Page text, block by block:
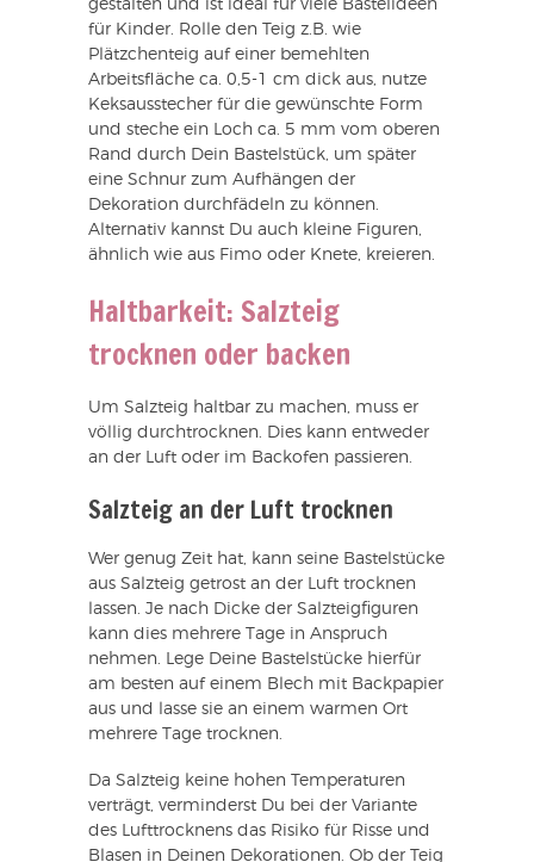
gestalten und ist ideal für viele Bastelideen
für Kinder. Rolle den Teig z.B. wie
Plätzchenteig auf einer bemehlten
Arbeitsfläche ca. 0,5-1 cm dick aus, nutze
Keksausstecher für die gewünschte Form
und steche ein Loch ca. 5 mm vom oberen
Rand durch Dein Bastelstück, um später
eine Schnur zum Aufhängen der
Dekoration durchfädeln zu können.
Alternativ kannst Du auch kleine Figuren,
ähnlich wie aus Fimo oder Knete, kreieren.
Haltbarkeit: Salzteig
trocknen oder backen
Um Salzteig haltbar zu machen, muss er
völlig durchtrocknen. Dies kann entweder
an der Luft oder im Backofen passieren.
Salzteig an der Luft trocknen
Wer genug Zeit hat, kann seine Bastelstücke
aus Salzteig getrost an der Luft trocknen
lassen. Je nach Dicke der Salzteigfiguren
kann dies mehrere Tage in Anspruch
nehmen. Lege Deine Bastelstücke hierfür
am besten auf einem Blech mit Backpapier
aus und lasse sie an einem warmen Ort
mehrere Tage trocknen.
Da Salzteig keine hohen Temperaturen
verträgt, verminderst Du bei der Variante
des Lufttrocknens das Risiko für Risse und
Blasen in Deinen Dekorationen. Ob der Teig